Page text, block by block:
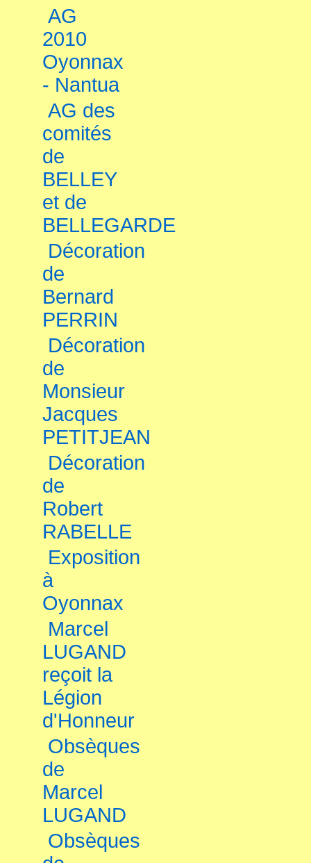
AG
2010
Oyonnax
- Nantua
AG des
comités
de
BELLEY
et de
BELLEGARDE
Décoration
de
Bernard
PERRIN
Décoration
de
Monsieur
Jacques
PETITJEAN
Décoration
de
Robert
RABELLE
Exposition
à
Oyonnax
Marcel
LUGAND
reçoit la
Légion
d'Honneur
Obsèques
de
Marcel
LUGAND
Obsèques